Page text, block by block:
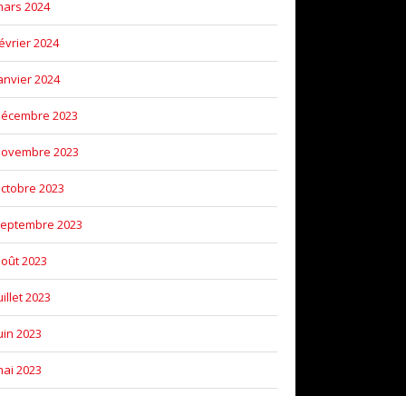
2024
2024
2024
2023
2023
2023
2023
2023
2023
2023
2023